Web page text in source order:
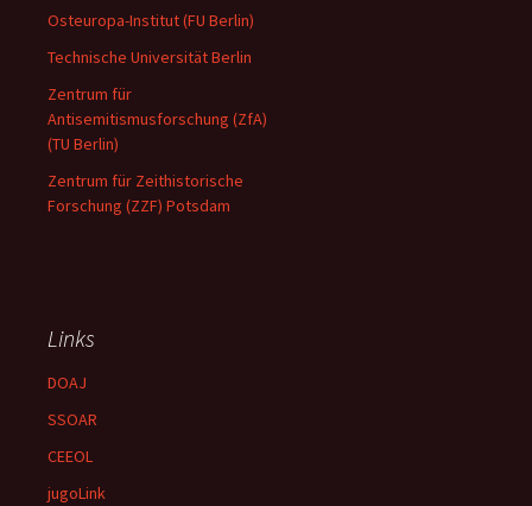
Osteuropa-Institut (FU Berlin)
Technische Universität Berlin
Zentrum für
Antisemitismusforschung (ZfA)
(TU Berlin)
Zentrum für Zeithistorische
Forschung (ZZF) Potsdam
Links
DOAJ
SSOAR
CEEOL
jugoLink